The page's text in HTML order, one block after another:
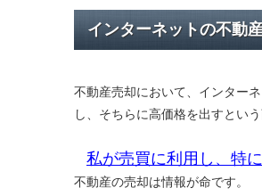
インターネットの不動
不動産売却において、インター
し、そちらに高価格を出すとい
私が売買に利用し、特
不動産の売却は情報が命です。